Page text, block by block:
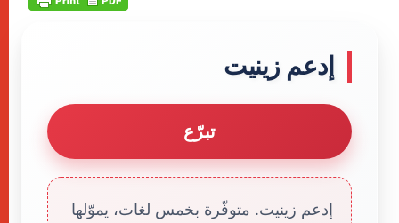
إدعم زينيت
تبرّع
إدعم زينيت. متوفّرة بخمس لغات، يموّلها